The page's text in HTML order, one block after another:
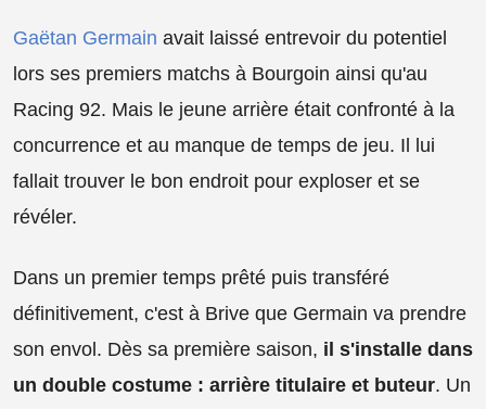
Gaëtan Germain avait laissé entrevoir du potentiel
lors ses premiers matchs à Bourgoin ainsi qu'au
Racing 92. Mais le jeune arrière était confronté à la
concurrence et au manque de temps de jeu. Il lui
fallait trouver le bon endroit pour exploser et se
révéler.
Dans un premier temps prêté puis transféré
définitivement, c'est à Brive que Germain va prendre
son envol. Dès sa première saison, il s'installe dans
un double costume : arrière titulaire et buteur. Un